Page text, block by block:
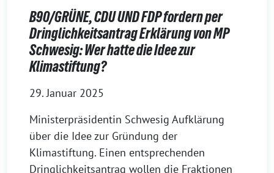
B90/GRÜNE, CDU UND FDP fordern per
Dringlichkeitsantrag Erklärung von MP
Schwesig: Wer hatte die Idee zur
Klimastiftung?
29. Januar 2025
Ministerpräsidentin Schwesig Aufklärung
über die Idee zur Gründung der
Klimastiftung. Einen entsprechenden
Dringlichkeitsantrag wollen die Fraktionen